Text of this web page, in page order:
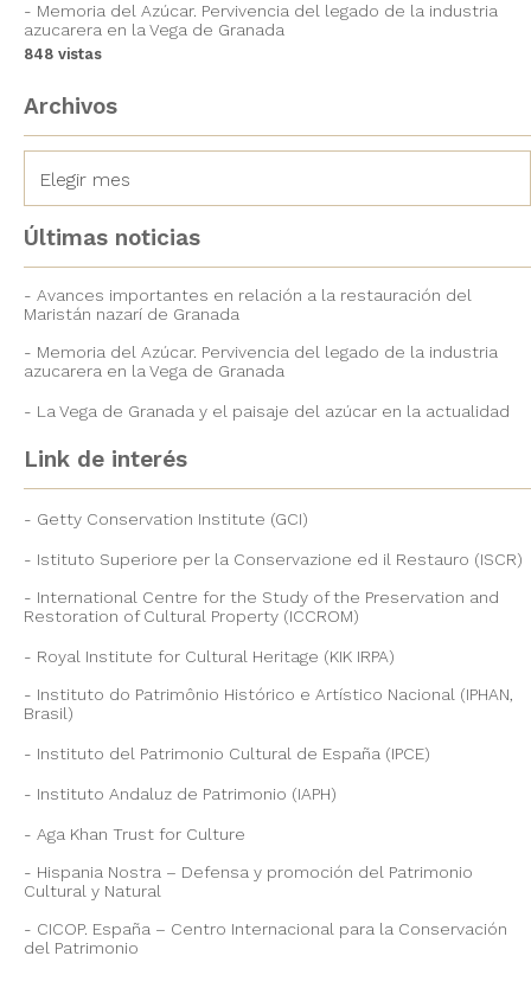
Memoria del Azúcar. Pervivencia del legado de la industria
azucarera en la Vega de Granada
848 vistas
Archivos
Últimas noticias
Avances importantes en relación a la restauración del
Maristán nazarí de Granada
Memoria del Azúcar. Pervivencia del legado de la industria
azucarera en la Vega de Granada
La Vega de Granada y el paisaje del azúcar en la actualidad
Link de interés
Getty Conservation Institute (GCI)
Istituto Superiore per la Conservazione ed il Restauro (ISCR)
International Centre for the Study of the Preservation and
Restoration of Cultural Property (ICCROM)
Royal Institute for Cultural Heritage (KIK IRPA)
Instituto do Patrimônio Histórico e Artístico Nacional (IPHAN,
Brasil)
Instituto del Patrimonio Cultural de España (IPCE)
Instituto Andaluz de Patrimonio (IAPH)
Aga Khan Trust for Culture
Hispania Nostra – Defensa y promoción del Patrimonio
Cultural y Natural
CICOP. España – Centro Internacional para la Conservación
del Patrimonio